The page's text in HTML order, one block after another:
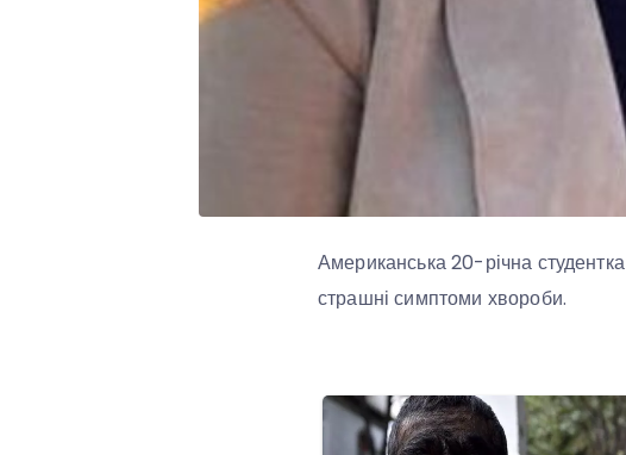
Американська 20-річна
страшні симптоми хвороби.